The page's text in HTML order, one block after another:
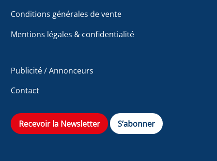
Conditions générales de vente
Mentions légales & confidentialité
Publicité / Annonceurs
Contact
Recevoir la Newsletter S’abonner